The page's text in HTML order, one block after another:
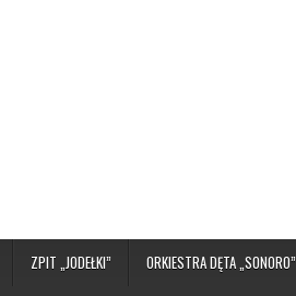
ZPIT „JODEŁKI” ORKIESTRA DĘTA „SONORO”